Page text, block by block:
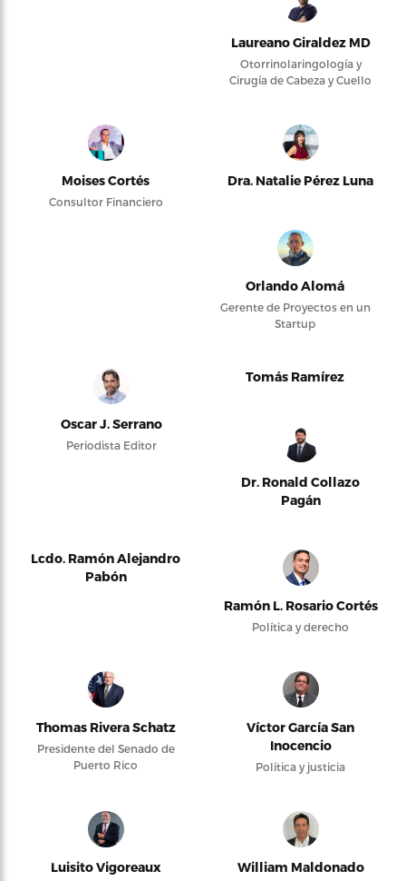
Laureano Giraldez MD
Otorrinolaringología y
Cirugía de Cabeza y Cuello
Moises Cortés
Consultor Financiero
Dra. Natalie Pérez Luna
Orlando Alomá
Gerente de Proyectos en un
Startup
Oscar J. Serrano
Periodista Editor
Tomás Ramírez
Dr. Ronald Collazo
Pagán
Lcdo. Ramón Alejandro
Pabón
Ramón L. Rosario Cortés
Política y derecho
Thomas Rivera Schatz
Presidente del Senado de
Puerto Rico
Víctor García San
Inocencio
Política y justicia
Luisito Vigoreaux William Maldonado